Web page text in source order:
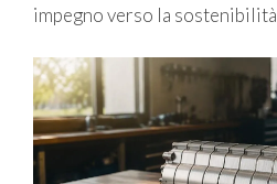
impegno verso la sostenibilità